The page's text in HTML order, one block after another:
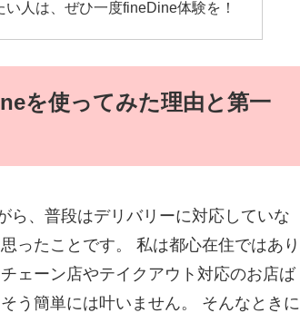
人は、ぜひ一度fineDine体験を！
を使ってみた理由と第一
ら、普段はデリバリーに対応していな
ったことです。 私は都心在住ではあり
ェーン店やテイクアウト対応のお店ば
う簡単には叶いません。 そんなときに